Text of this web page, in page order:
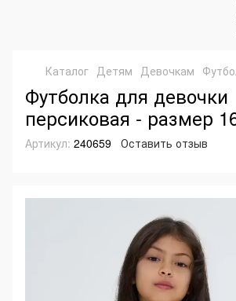
Каталог Детям Девочкам
Футболка для девочки
персиковая - размер
Артикул: 240659 Оставить отзыв